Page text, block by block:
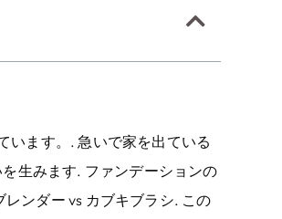
います。. 急いで家を出ている
生みます. ファンデーションの
ンダー vs カブキブラシ. この